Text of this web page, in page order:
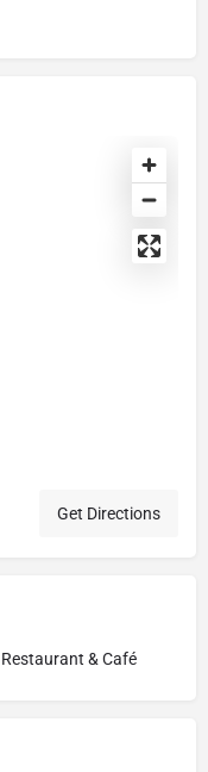
Get Directions
Restaurant & Café